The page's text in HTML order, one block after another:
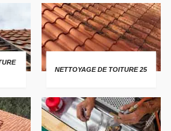
NETTOYAGE DE TOITURE 25